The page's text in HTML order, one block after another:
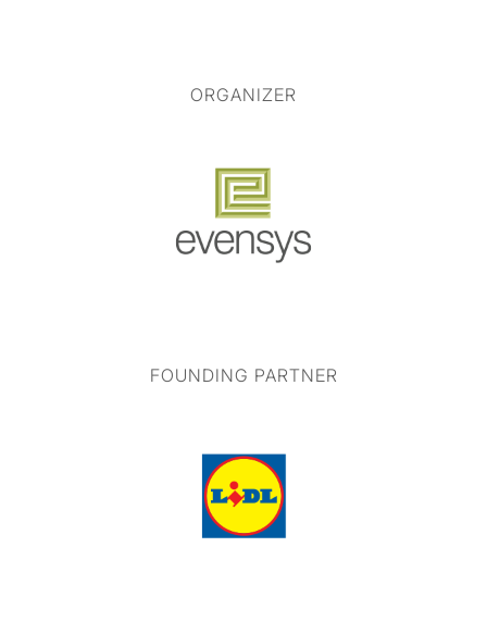
ORGANIZER
FOUNDING PARTNER